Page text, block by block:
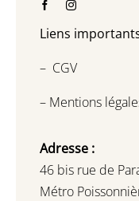
Liens
– CGV
– Mentions
Adresse :
46 bis rue de
Métro